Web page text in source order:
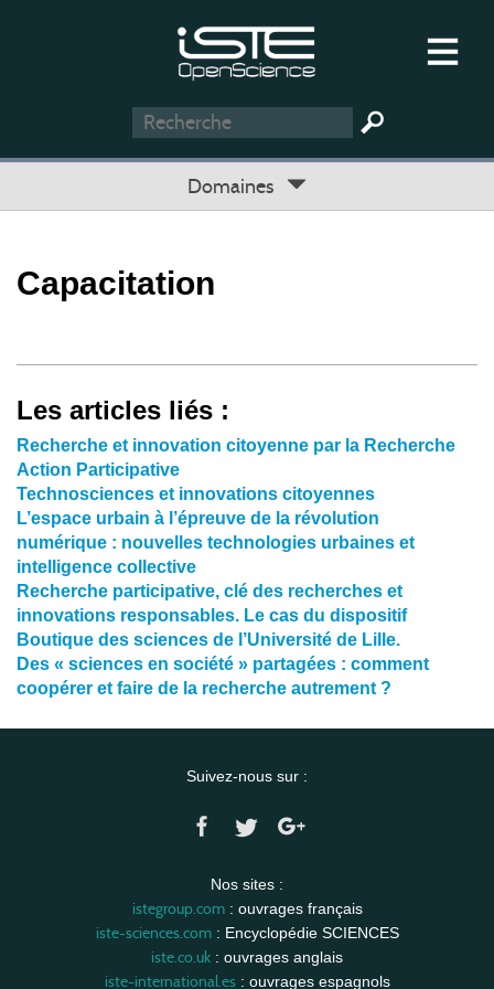
Domaines
Capacitation
Les articles liés :
Recherche et innovation citoyenne par la Recherche
Action Participative
Technosciences et innovations citoyennes
L’espace urbain à l’épreuve de la révolution
numérique : nouvelles technologies urbaines et
intelligence collective
Recherche participative, clé des recherches et
innovations responsables. Le cas du dispositif
Boutique des sciences de l’Université de Lille.
Des « sciences en société » partagées : comment
coopérer et faire de la recherche autrement ?
Suivez-nous sur :
Nos sites :
istegroup.com: ouvrages français
iste-sciences.com: Encyclopédie SCIENCES
iste.co.uk : ouvrages anglais
iste-international.es: ouvrages espagnols